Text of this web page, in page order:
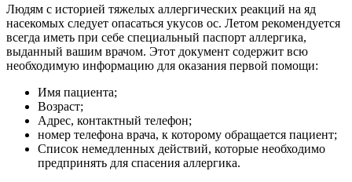
Людям с историей тяжелых аллергических реакций на яд
насекомых следует опасаться укусов ос. Летом рекомендуется
всегда иметь при себе специальный паспорт аллергика,
выданный вашим врачом. Этот документ содержит всю
необходимую информацию для оказания первой помощи:
Имя пациента;
Возраст;
Адрес, контактный телефон;
номер телефона врача, к которому обращается пациент;
Список немедленных действий, которые необходимо
предпринять для спасения аллергика.